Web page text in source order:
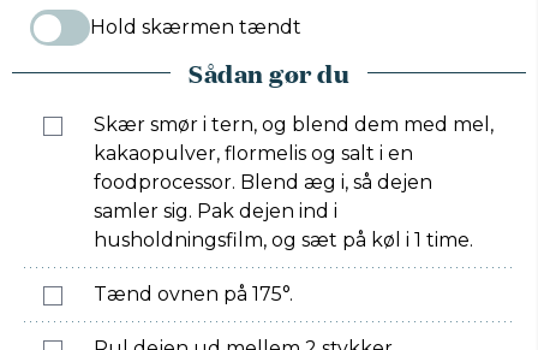
Hold skærmen tændt
Sådan gør du
Skær smør i tern, og blend dem med mel,
kakaopulver, flormelis og salt i en
foodprocessor. Blend æg i, så dejen
samler sig. Pak dejen ind i
husholdningsfilm, og sæt på køl i 1 time.
Tænd ovnen på 175°.